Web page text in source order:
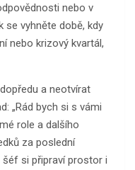
nebo v
se vyhněte době, kdy
nebo krizový kvartál,
a neotvírat
„Rád bych si s vámi
role a dalšího
za poslední
šéf si připraví prostor i